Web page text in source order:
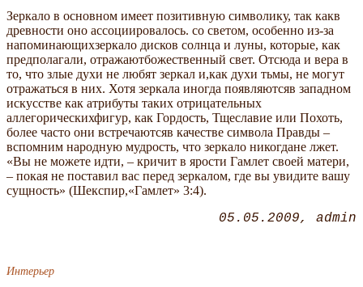
Зеркало в основном имеет позитивную символику, так какв
древности оно ассоциировалось. со светом, особенно из-за
напоминающихзеркало дисков солнца и луны, которые, как
предполагали, отражаютбожественный свет. Отсюда и вера в
то, что злые духи не любят зеркал и,как духи тьмы, не могут
отражаться в них. Хотя зеркала иногда появляютсяв западном
искусстве как атрибуты таких отрицательных
аллегорическихфигур, как Гордость, Тщеславие или Похоть,
более часто они встречаютсяв качестве символа Правды –
вспомним народную мудрость, что зеркало никогдане лжет.
«Вы не можете идти, – кричит в ярости Гамлет своей матери,
– покая не поставил вас перед зеркалом, где вы увидите вашу
сущность» (Шекспир,«Гамлет» 3:4).
05.05.2009 admin
Интерьер